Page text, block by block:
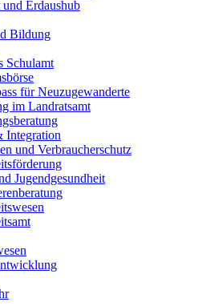
Erdaushub
Bildung
Schulamt
für Neuzugewanderte
im Landratsamt
Integration
und Verbraucherschutz
Jugendgesundheit